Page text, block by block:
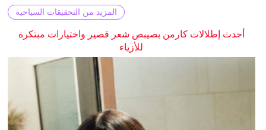
المزيد من التحقيقات السياحية
أحدث إطلالات كارمن بصيبص شعر قصير واختيارات مبتكرة
للأزياء